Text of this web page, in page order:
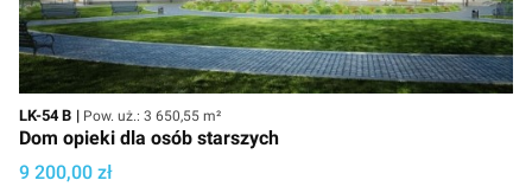
Kod
LK-54 B Powierzchnia użytkowa
Pow. uż.: 3 650,55 m²
Dom opieki dla osób starszych
Cena projektu
9 200,00 zł